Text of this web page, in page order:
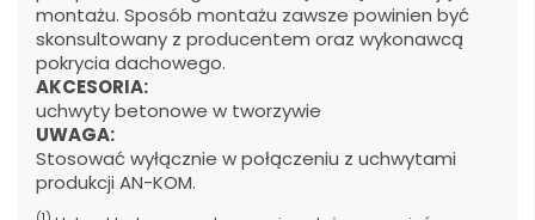
montażu. Sposób montażu zawsze powinien być
skonsultowany z producentem oraz wykonawcą
pokrycia dachowego.
AKCESORIA:
uchwyty betonowe w tworzywie
UWAGA:
Stosować wyłącznie w połączeniu z uchwytami
produkcji AN-KOM.